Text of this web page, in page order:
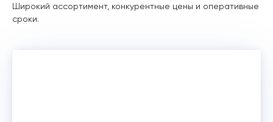
Широкий ассортимент, конкурентные цены и оперативные
сроки.